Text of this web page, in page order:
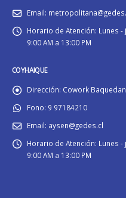
Email:
Horario de Atención: Lunes -
9:00 AM a 13:00 PM
COYHAIQUE
Dirección: Cowork
Fono: 9 97184210
Email: aysen@gedes.cl
Horario de Atención: Lunes -
9:00 AM a 13:00 PM